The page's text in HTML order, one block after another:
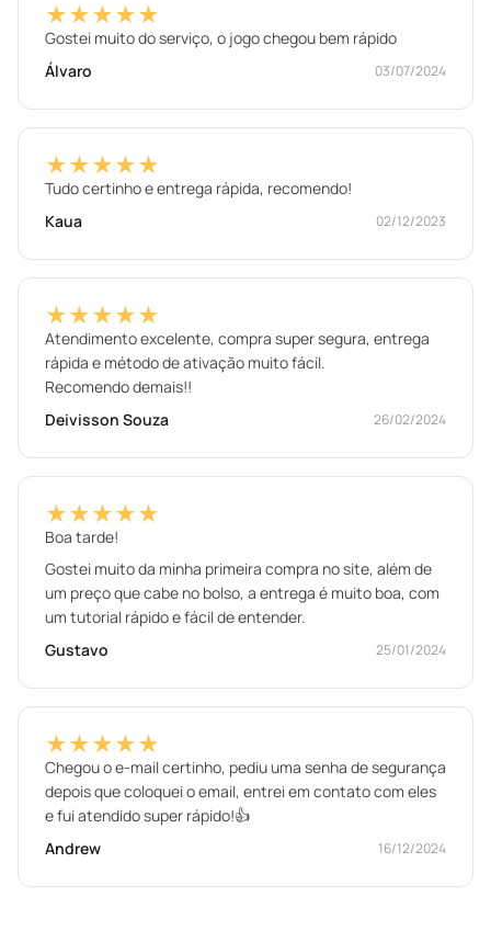
★★★★★
Gostei muito do serviço, o jogo chegou bem rápido
Álvaro
03/07/2024
★★★★★
Tudo certinho e entrega rápida, recomendo!
Kaua
02/12/2023
★★★★★
Atendimento excelente, compra super segura, entrega
rápida e método de ativação muito fácil.
Recomendo demais!!
Deivisson Souza
26/02/2024
★★★★★
Boa tarde!
Gostei muito da minha primeira compra no site, além de
um preço que cabe no bolso, a entrega é muito boa, com
um tutorial rápido e fácil de entender.
Gustavo
25/01/2024
★★★★★
Chegou o e-mail certinho, pediu uma senha de segurança
depois que coloquei o email, entrei em contato com eles
e fui atendido super rápido!👍
Andrew
16/12/2024